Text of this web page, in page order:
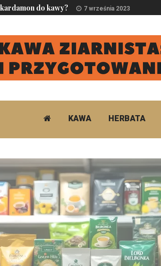
do kawy? 7 września 2023
KAWA HERBATA